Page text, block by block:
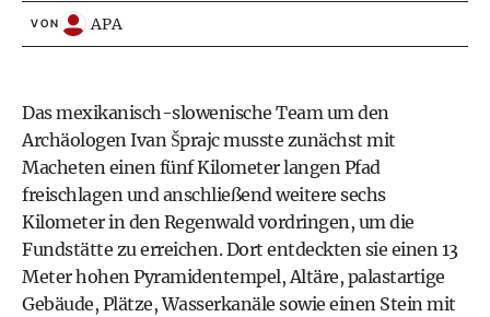
VON APA
Das mexikanisch-slowenische Team um den
Archäologen Ivan Šprajc musste zunächst mit
Macheten einen fünf Kilometer langen Pfad
freischlagen und anschließend weitere sechs
Kilometer in den Regenwald vordringen, um die
Fundstätte zu erreichen. Dort entdeckten sie einen 13
Meter hohen Pyramidentempel, Altäre, palastartige
Gebäude, Plätze, Wasserkanäle sowie einen Stein mit